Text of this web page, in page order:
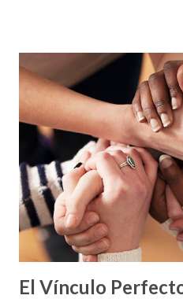
buenos sean los corredores, si
equipo, no lo pueden hacer
Un momento crucial en las
corredores se pasan el
avanzando en la carrera. Si el
equipo se atrasa. Si el batón
carrera se pierde. Pero, si en
todo sale bien – lo más
positivo y el equipo tendrá ...
El Vínculo